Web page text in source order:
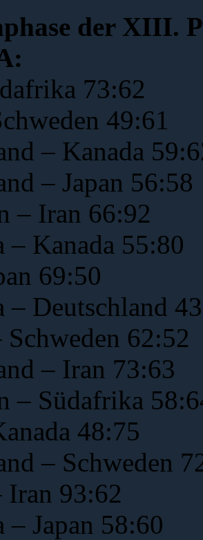
der XIII.
73:62
49:61
– Kanada
– Japan 56:58
– Iran 66:92
– Kanada 55:80
69:50
– Deutschland
Schweden 62:52
– Iran 73:63
– Südafrika
48:75
– Schweden
Iran 93:62
– Japan 58:60